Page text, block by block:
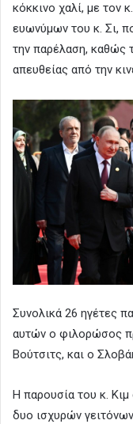
κόκκινο χαλί, με τον
ευωνύμων του κ. Σι,
την παρέλαση, καθώς
απευθείας από την
Συνολικά 26 ηγέτες
αυτών ο φιλορώσος
Βούτσιτς, και ο
Η παρουσία του κ.
δυο ισχυρών